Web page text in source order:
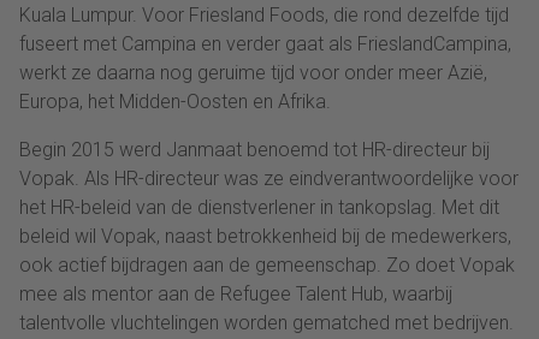
Kuala Lumpur. Voor Friesland Foods, die rond dezelfde tijd
fuseert met Campina en verder gaat als FrieslandCampina,
werkt ze daarna nog geruime tijd voor onder meer Azië,
Europa, het Midden-Oosten en Afrika.
Begin 2015 werd Janmaat benoemd tot HR-directeur bij
Vopak. Als HR-directeur was ze eindverantwoordelijke voor
het HR-beleid van de dienstverlener in tankopslag. Met dit
beleid wil Vopak, naast betrokkenheid bij de medewerkers,
ook actief bijdragen aan de gemeenschap. Zo doet Vopak
mee als mentor aan de Refugee Talent Hub, waarbij
talentvolle vluchtelingen worden gematched met bedrijven.